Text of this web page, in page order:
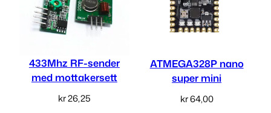
433Mhz RF-sender
med mottakersett
kr26,25
ATMEGA328P nano
super mini
kr64,00